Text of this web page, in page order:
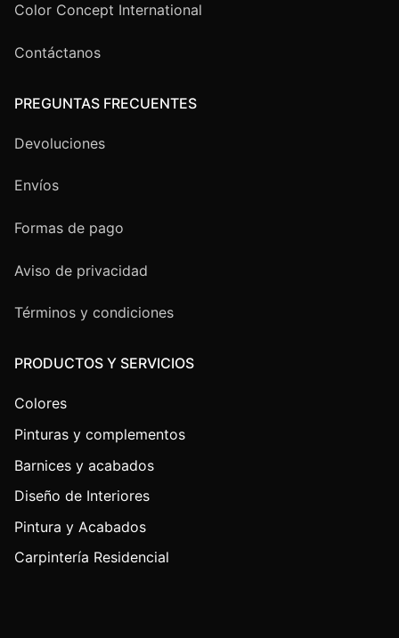
Color Concept International
Contáctanos
PREGUNTAS FRECUENTES
Devoluciones
Envíos
Formas de pago
Aviso de privacidad
Términos y condiciones
PRODUCTOS Y SERVICIOS
Colores
Pinturas y complementos
Barnices y acabados
Diseño de Interiores
Pintura y Acabados
Carpintería Residencial